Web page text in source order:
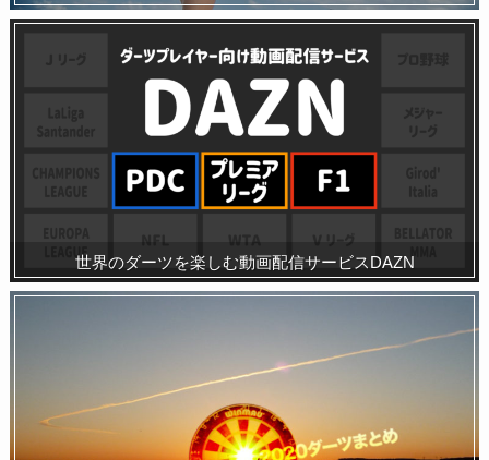
世界のダーツを楽しむ動画配信サービスDAZN